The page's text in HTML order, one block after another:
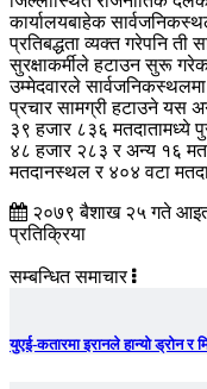
कार्यालयबाहेक
प्रतिबद्धता व्यक्त गरेपनि
सुरक्षाकर्मीले हटाउन सुरू
उम्मेदवारले
प्रचार सामग्री हटाउने यस
३९ हजार ८३६ मतदातामध्ये
४८ हजार २८३ र अन्य १६
मतदानस्थल र ४०४ वटा
२०७९ बैशाख २५ गते
प्रतिक्रिया
सम्बन्धित समाचार
युएई-कतारमा इरानले हान्यो ड्रोन र